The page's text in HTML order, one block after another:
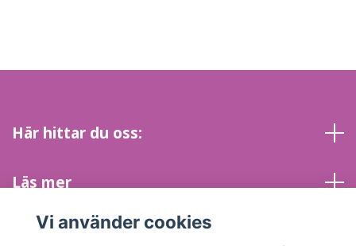
Här hittar du oss:
Läs mer
Sociala medier
Vi använder cookies